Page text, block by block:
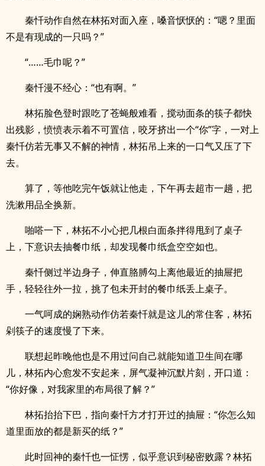
秦忏动作自然在林拓对面入座，嗓音恹恹的：“嗯？里面
不是有现成的一只吗？”
“……毛巾呢？”
秦忏漫不经心：“也有啊。”
林拓脸色登时跟吃了苍蝇般难看，搅动面条的筷子都快
出残影，愤愤表示着不可置信，咬牙挤出一个“你”字，一对上
秦忏仿若无事又不解的神情，林拓吊上来的一口气又压了下
去。
算了，等他吃完午饭就让他走，下午再去超市一趟，把
洗漱用品全换新。
啪嗒一下，林拓不小心把几根白面条拌得甩到了桌子
上，下意识去抽餐巾纸，却发现餐巾纸盒空空如也。
秦忏侧过半边身子，伸直胳膊勾上离他最近的抽屉把
手，轻轻往外一拉，挑了包未开封的餐巾纸丢上桌子。
一气呵成的娴熟动作仿若秦忏就是这儿的常住客，林拓
剁筷子的速度慢了下来。
联想起昨晚他也是不用过问自己就能知道卫生间在哪
儿，林拓内心愈发不安起来，屏气凝神沉默片刻，开口道：
“你好像，对我家里的布局很了解？”
林拓抬抬下巴，指向秦忏方才打开过的抽屉：“你怎么知
道里面放的都是新买的纸？”
此时回神的秦忏也一怔愣，似乎意识到秘密败露？林拓